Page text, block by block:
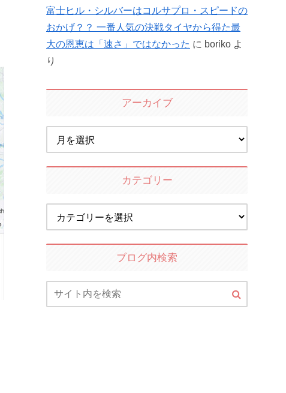
富士ヒル・シルバーはコルサプロ・スピードの
おかげ？？ 一番人気の決戦タイヤから得た最
大の恩恵は「速さ」ではなかった に boriko よ
り
アーカイブ
カテゴリー
ブログ内検索